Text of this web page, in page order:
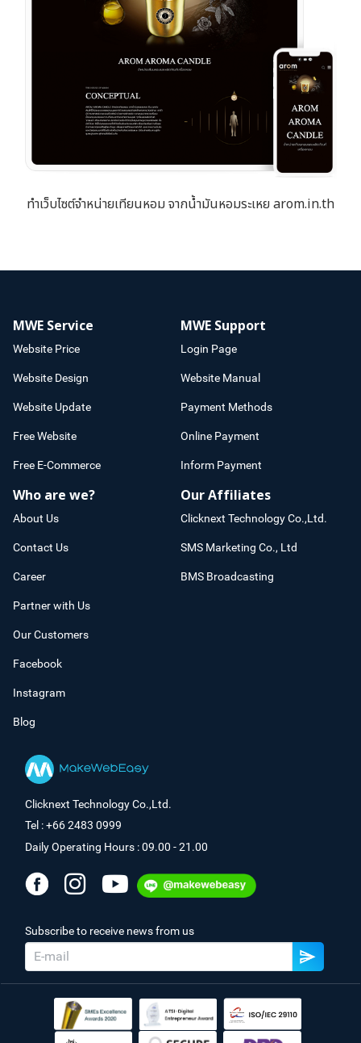
ทำเว็บไซต์จำหน่ายเทียนหอม จากน้ำมันหอมระเหย arom.in.th
MWE Service
Website Price
Website Design
Website Update
Free Website
Free E-Commerce
MWE Support
Login Page
Website Manual
Payment Methods
Online Payment
Inform Payment
Who are we?
About Us
Contact Us
Career
Partner with Us
Our Customers
Facebook
Instagram
Blog
Our Affiliates
Clicknext Technology Co.,Ltd.
SMS Marketing Co., Ltd
BMS Broadcasting
Clicknext Technology Co.,Ltd.
Tel : +66 2483 0999
Daily Operating Hours : 09.00 - 21.00
Subscribe to receive news from us